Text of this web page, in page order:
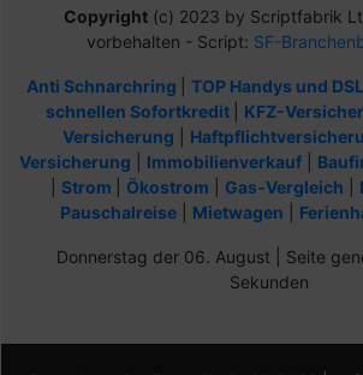
Copyright(c) 2023 by Scriptfabrik
vorbehalten - Script: SF-
Anti Schnarchring TOP Handys und DSL
schnellen Sofortkredit
KFZ-
Versicherung
Versicherung
Immobilienverkauf|
Strom Ökostrom Gas-Vergleich
Pauschalreise
Mietwagen
Donnerstag der 06. August | Seite
Sekunden